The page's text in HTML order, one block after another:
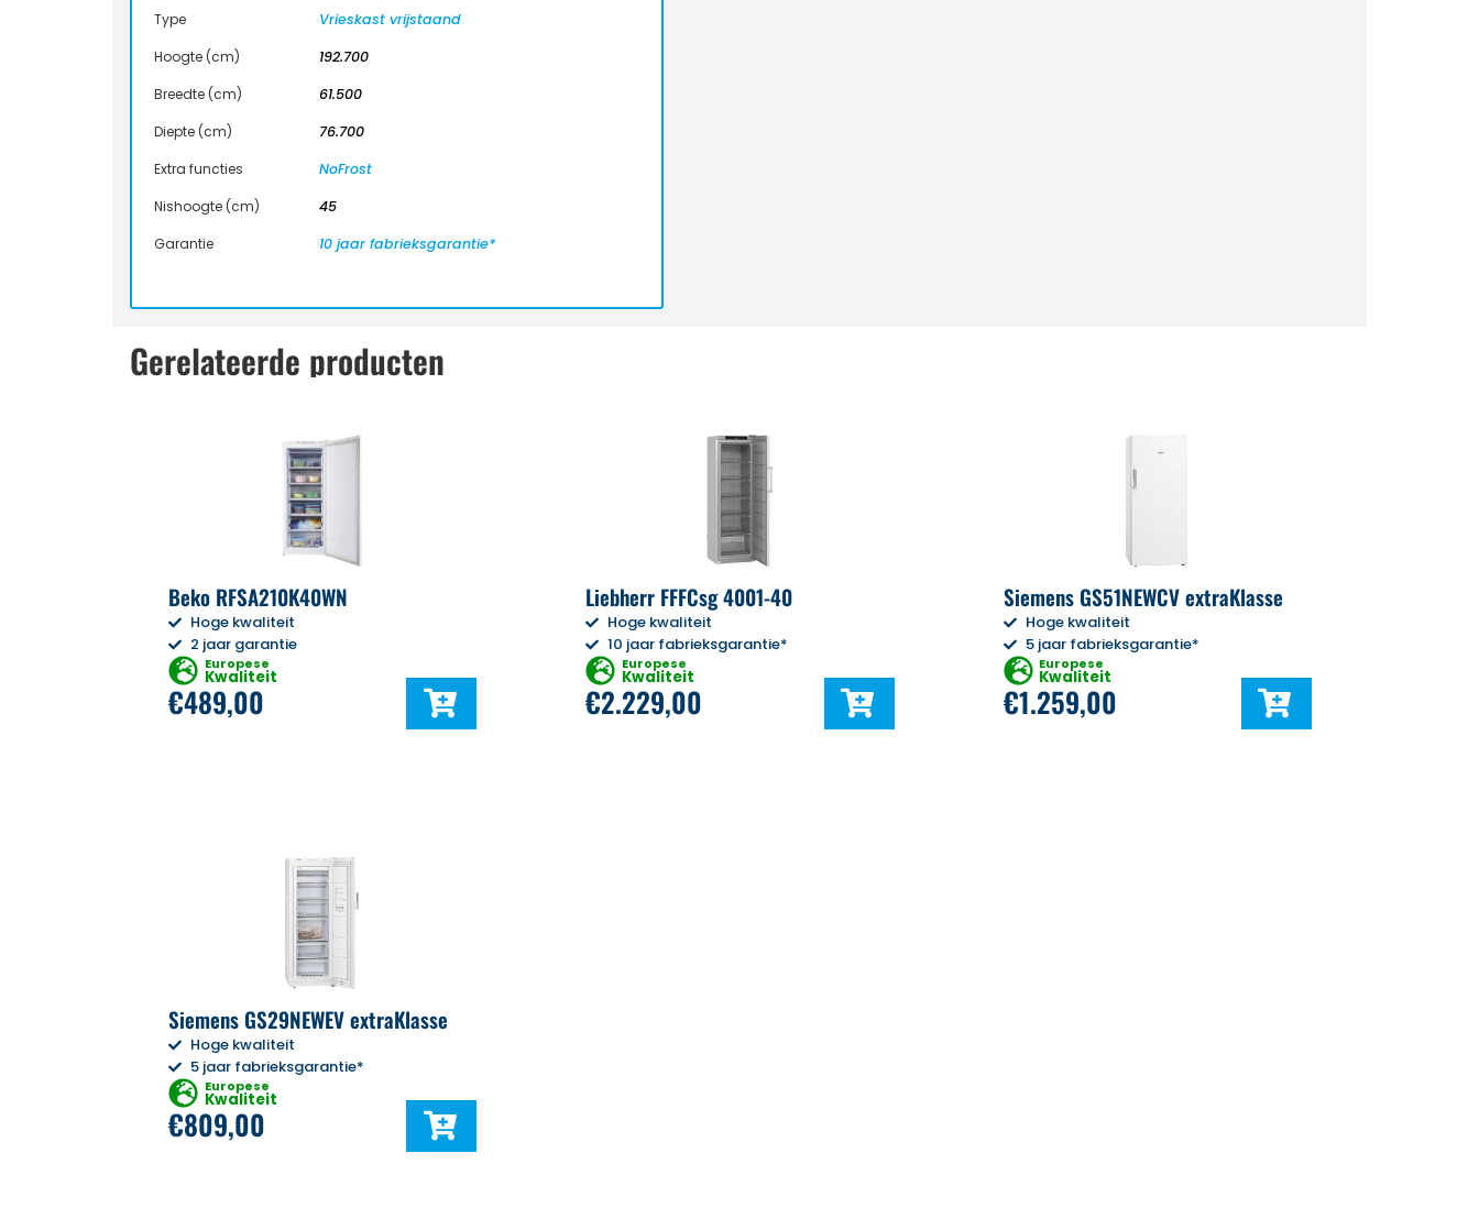
Type
Vrieskast vrijstaand
Hoogte (cm)
192.700
Breedte (cm)
61.500
Diepte (cm)
76.700
Extra functies
NoFrost
Nishoogte (cm)
45
Garantie
10 jaar fabrieksgarantie*
Gerelateerde producten
Beko RFSA210K40WN
Hoge kwaliteit
2 jaar garantie
Europese
Kwaliteit
€489,00
Liebherr FFFCsg 4001-40
Hoge kwaliteit
10 jaar fabrieksgarantie*
Europese
Kwaliteit
€2.229,00
Siemens GS51NEWCV extraKlasse
Hoge kwaliteit
5 jaar fabrieksgarantie*
Europese
Kwaliteit
€1.259,00
Siemens GS29NEWEV extraKlasse
Hoge kwaliteit
5 jaar fabrieksgarantie*
Europese
Kwaliteit
€809,00